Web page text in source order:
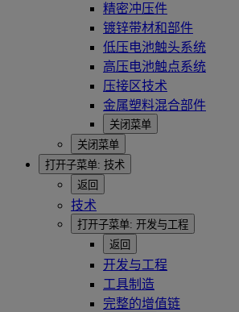
精密冲压件
镀锌带材和部件
低压电池触头系统
高压电池触点系统
压接区技术
金属塑料混合部件
关闭菜单
关闭菜单
打开子菜单: 技术
返回
技术
打开子菜单: 开发与工程
返回
开发与工程
工具制造
完整的增值链